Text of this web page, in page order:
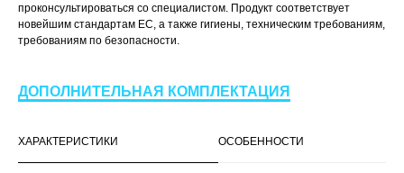
проконсультироваться со специалистом. Продукт соответствует
новейшим стандартам EC, а также гигиены, техническим требованиям,
требованиям по безопасности.
ДОПОЛНИТЕЛЬНАЯ КОМПЛЕКТАЦИЯ
ХАРАКТЕРИСТИКИ ОСОБЕННОСТИ